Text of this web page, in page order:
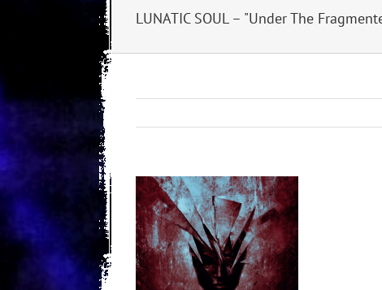
LUNATIC SOUL – "Under The
View
Larger
Image